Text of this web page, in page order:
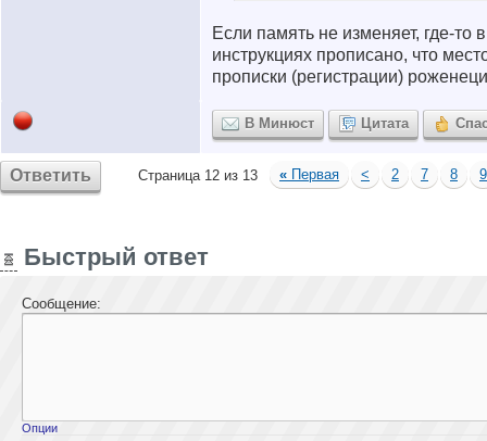
Если память не изменяет, где-то
инструкциях прописано, что
прописки (регистрации)
В Минюст Цитата
Ответить Страница 12 из 13 « Первая < 2 7 8 9
Быстрый ответ
Сообщение:
Опции